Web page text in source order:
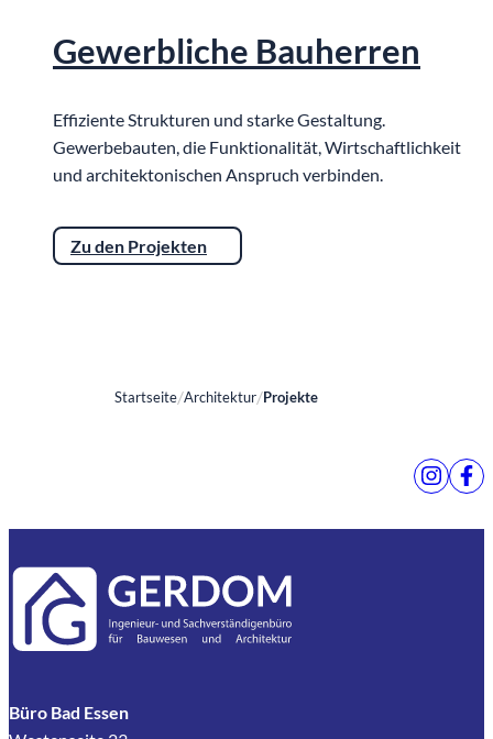
Gewerbliche Bauherren
Effiziente Strukturen und starke Gestaltung.
Gewerbebauten, die Funktionalität, Wirtschaftlichkeit
und architektonischen Anspruch verbinden.
Zu den Projekten
Startseite Architektur Projekte
Büro Bad Essen